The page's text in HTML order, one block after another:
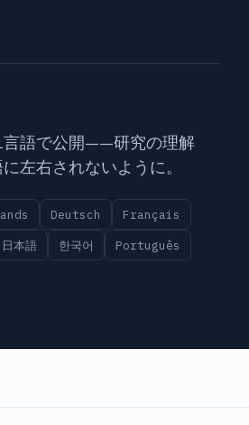
言語で公開——研究の理解
左右されないように。
Deutsch Français
日本語 한국어 Português